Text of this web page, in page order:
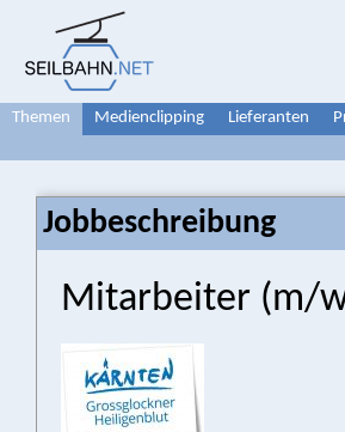
Themen Medienclipping Lieferanten
Jobbeschreibung
Mitarbeiter (m/